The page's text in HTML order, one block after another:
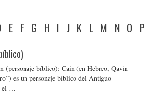
E F G H I J K L M N O P
(personaje bíblico): Caín (en Hebreo, Qavin
es un personaje bíblico del Antiguo
el …